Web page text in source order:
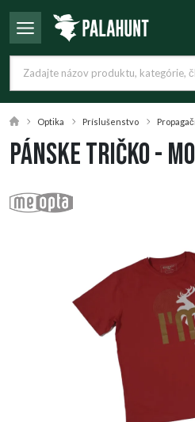
Optika Príslušenstvo
Pánske tričko -